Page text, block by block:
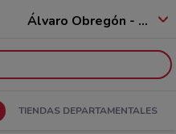
Álvaro Obregón - 01520
TIENDAS DEPARTAMENTALES